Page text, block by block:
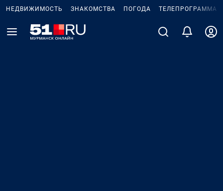
НЕДВИЖИМОСТЬ ЗНАКОМСТВА ПОГОДА ТЕЛЕПРОГРАММА